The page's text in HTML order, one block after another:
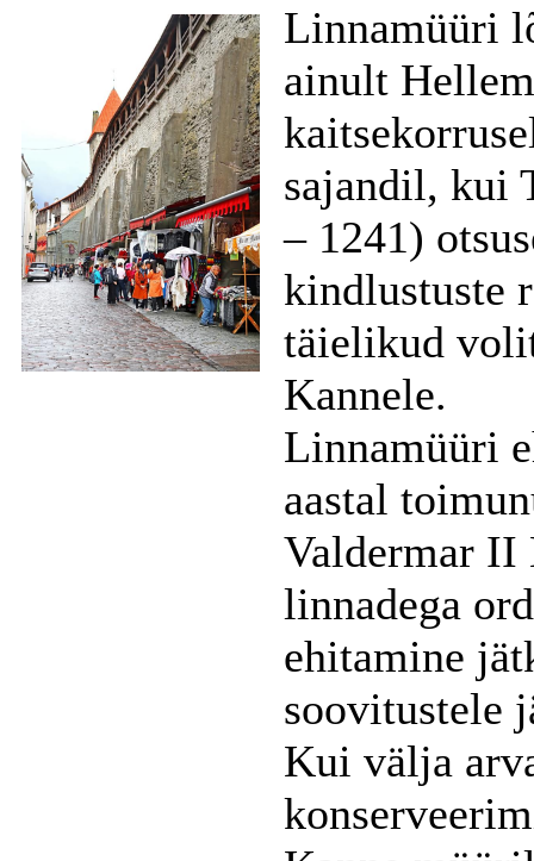
Linnamüüri
ainult
sajandil, kui
– 1241)
kindlustuste
täielikud
Kannele.
Linnamüüri
aastal
Valdermar II
linnadega
ehitamine
soovitustele
Kui välja